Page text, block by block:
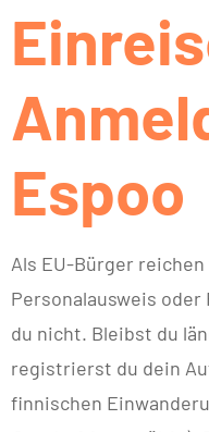
Espoo
Als EU-Bürger
Personalausweis
du nicht. Bleibst du
registrierst du dein
finnischen